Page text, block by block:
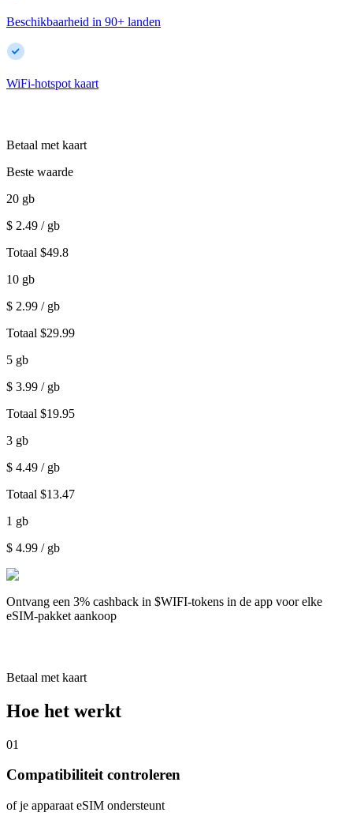
Beschikbaarheid in 90+ landen
WiFi-hotspot kaart
Betaal met kaart
Beste waarde
20 gb
$ 2.49 / gb
Totaal $49.8
10 gb
$ 2.99 / gb
Totaal $29.99
5 gb
$ 3.99 / gb
Totaal $19.95
3 gb
$ 4.49 / gb
Totaal $13.47
1 gb
$ 4.99 / gb
Ontvang een 3% cashback in $WIFI-tokens in de app voor elke
eSIM-pakket aankoop
Betaal met kaart
Hoe het werkt
01
Compatibiliteit controleren
of je apparaat eSIM ondersteunt